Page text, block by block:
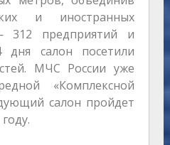
и иностранных
312 предприятий и
дня салон посетили
МЧС России уже
«Комплексной
салон пройдет